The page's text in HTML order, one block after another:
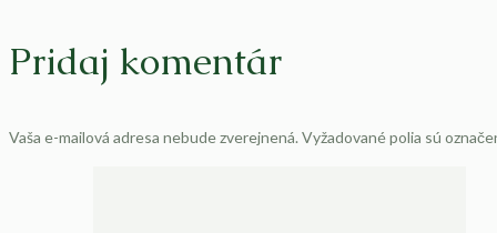
Pridaj komentár
Vaša e-mailová adresa nebude zverejnená. Vyžadované polia sú